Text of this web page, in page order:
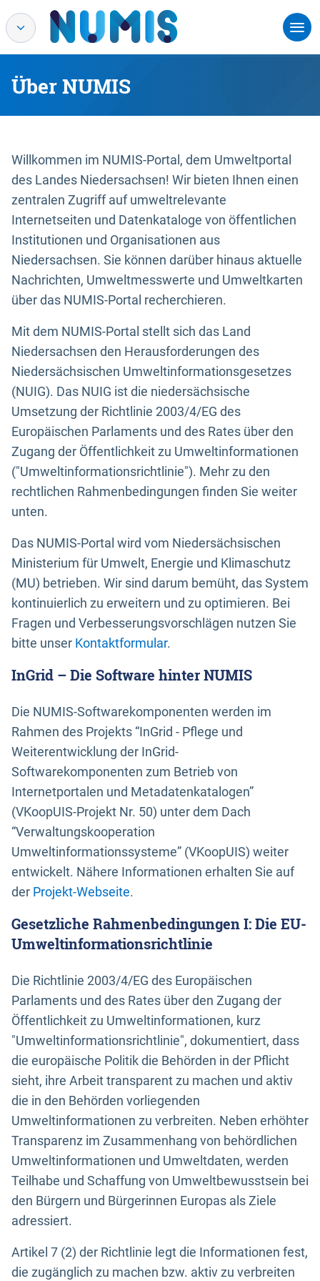
Über NUMIS
Willkommen im NUMIS-Portal, dem Umweltportal
des Landes Niedersachsen! Wir bieten Ihnen einen
zentralen Zugriff auf umweltrelevante
Internetseiten und Datenkataloge von öffentlichen
Institutionen und Organisationen aus
Niedersachsen. Sie können darüber hinaus aktuelle
Nachrichten, Umweltmesswerte und Umweltkarten
über das NUMIS-Portal recherchieren.
Mit dem NUMIS-Portal stellt sich das Land
Niedersachsen den Herausforderungen des
Niedersächsischen Umweltinformationsgesetzes
(NUIG). Das NUIG ist die niedersächsische
Umsetzung der Richtlinie 2003/4/EG des
Europäischen Parlaments und des Rates über den
Zugang der Öffentlichkeit zu Umweltinformationen
("Umweltinformationsrichtlinie"). Mehr zu den
rechtlichen Rahmenbedingungen finden Sie weiter
unten.
Das NUMIS-Portal wird vom Niedersächsischen
Ministerium für Umwelt, Energie und Klimaschutz
(MU) betrieben. Wir sind darum bemüht, das System
kontinuierlich zu erweitern und zu optimieren. Bei
Fragen und Verbesserungsvorschlägen nutzen Sie
bitte unser Kontaktformular.
InGrid – Die Software hinter NUMIS
Die NUMIS-Softwarekomponenten werden im
Rahmen des Projekts “InGrid - Pflege und
Weiterentwicklung der InGrid-
Softwarekomponenten zum Betrieb von
Internetportalen und Metadatenkatalogen”
(VKoopUIS-Projekt Nr. 50) unter dem Dach
“Verwaltungskooperation
Umweltinformationssysteme” (VKoopUIS) weiter
entwickelt. Nähere Informationen erhalten Sie auf
der Projekt-Webseite.
Gesetzliche Rahmenbedingungen I: Die EU-
Umweltinformationsrichtlinie
Die Richtlinie 2003/4/EG des Europäischen
Parlaments und des Rates über den Zugang der
Öffentlichkeit zu Umweltinformationen, kurz
"Umweltinformationsrichtlinie", dokumentiert, dass
die europäische Politik die Behörden in der Pflicht
sieht, ihre Arbeit transparent zu machen und aktiv
die in den Behörden vorliegenden
Umweltinformationen zu verbreiten. Neben erhöhter
Transparenz im Zusammenhang von behördlichen
Umweltinformationen und Umweltdaten, werden
Teilhabe und Schaffung von Umweltbewusstsein bei
den Bürgern und Bürgerinnen Europas als Ziele
adressiert.
Artikel 7 (2) der Richtlinie legt die Informationen fest,
die zugänglich zu machen bzw. aktiv zu verbreiten